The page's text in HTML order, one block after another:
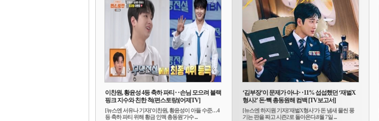
이찬원, 황윤성 4등 축하 파티‥손님 모으려 블랙
핑크 지수와 친한 척(편스토랑)[어제TV]
[뉴스엔 서유나 기자]'이찬원, 황윤성이 아들 수준…4
등 축하 파티 위해 황금 인맥 총동원'가수 ...
‘김부장’이 문제가 아냐‥11% 섭섭했던 ‘재벌X
형사2’ 돈·빽 총동원해 컴백 [TV보고서]
[뉴스엔 하지원 기자]'재벌X형사'가 돈 냄새 물씬 풍
기는 판을 짜고 시즌2로 돌아온다.8월 7일 ...